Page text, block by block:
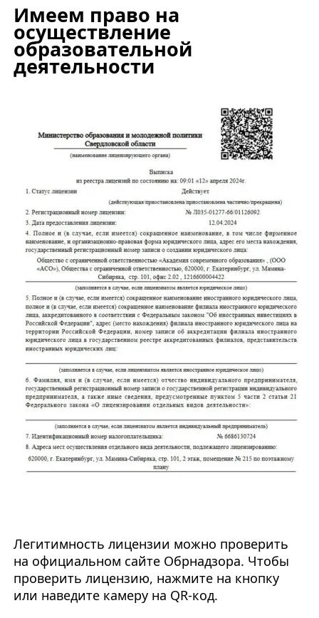
Имеем право на
осуществление
образовательной
деятельности
Легитимность лицензии можно проверить
на официальном сайте Обрнадзора. Чтобы
проверить лицензию, нажмите на кнопку
или наведите камеру на QR-код.